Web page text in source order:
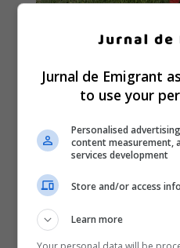
Jurnal de Emigrant
to use your
Personalised
content measurement,
services development
Store and/or access
Learn more